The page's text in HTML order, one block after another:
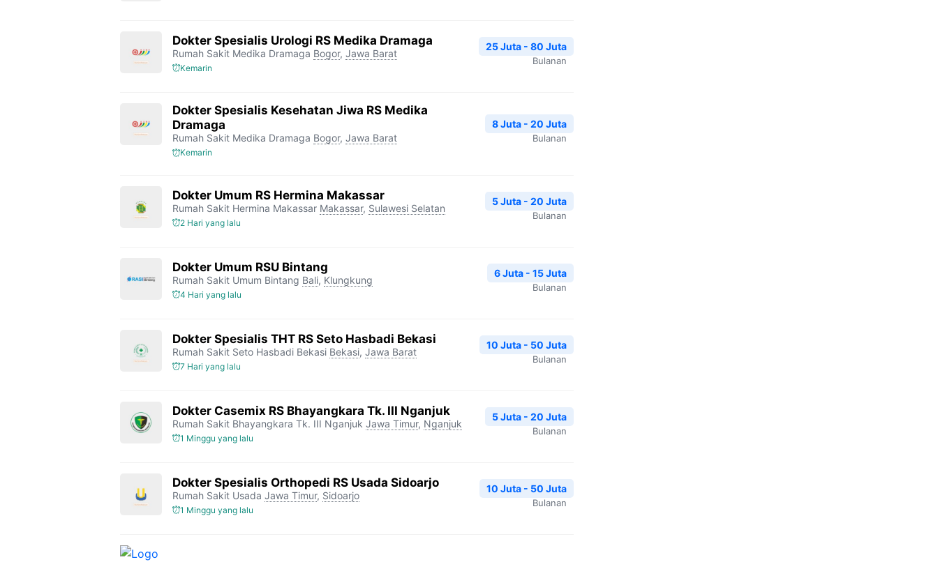
Dokter Spesialis Urologi RS Medika Dramaga
Rumah Sakit Medika Dramaga Bogor, Jawa Barat
Kemarin
25 Juta - 80 Juta
Bulanan
Dokter Spesialis Kesehatan Jiwa RS Medika
Dramaga
Rumah Sakit Medika Dramaga Bogor, Jawa Barat
Kemarin
8 Juta - 20 Juta
Bulanan
Dokter Umum RS Hermina Makassar
Rumah Sakit Hermina Makassar Makassar, Sulawesi Selatan
2 Hari yang lalu
5 Juta - 20 Juta
Bulanan
Dokter Umum RSU Bintang
Rumah Sakit Umum Bintang Bali, Klungkung
4 Hari yang lalu
6 Juta - 15 Juta
Bulanan
Dokter Spesialis THT RS Seto Hasbadi Bekasi
Rumah Sakit Seto Hasbadi Bekasi Bekasi, Jawa Barat
7 Hari yang lalu
10 Juta - 50 Juta
Bulanan
Dokter Casemix RS Bhayangkara Tk. III Nganjuk
Rumah Sakit Bhayangkara Tk. III Nganjuk Jawa Timur, Nganjuk
1 Minggu yang lalu
5 Juta - 20 Juta
Bulanan
Dokter Spesialis Orthopedi RS Usada Sidoarjo
Rumah Sakit Usada Jawa Timur, Sidoarjo
1 Minggu yang lalu
10 Juta - 50 Juta
Bulanan